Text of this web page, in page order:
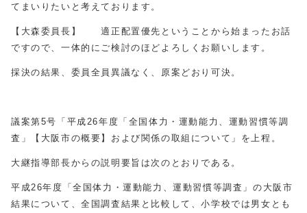
てまいりたいと考えております。
【大森委員長】 適正配置優先ということから始まったお話
ですので、一体的にご検討のほどよろしくお願いします。
採決の結果、委員全員異議なく、原案どおり可決。
議案第5号「平成26年度「全国体力・運動能力、運動習慣等調
査」【大阪市の概要】および関係の取組について」を上程。
大継指導部長からの説明要旨は次のとおりである。
平成26年度「全国体力・運動能力、運動習慣等調査」の大阪市
結果について、全国調査結果と比較して、小学校では男女とも